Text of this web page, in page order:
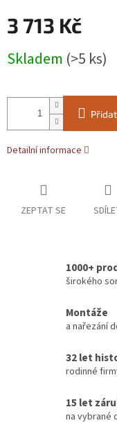
3 713 Kč
cena:
Skladem (>5 ks)
Detailní informace
ZEPTAT SE
1000+
širokého
Montáže
a nařezání
32 let
rodinné
15 let
na vybrané